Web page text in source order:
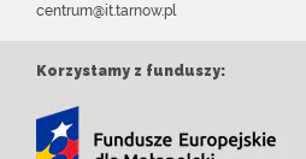
centrum@it.tarnow.pl
Korzystamy z funduszy: